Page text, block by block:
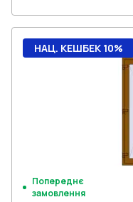
НАЦ. КЕШБЕК 10%
Попереднє
замовлення